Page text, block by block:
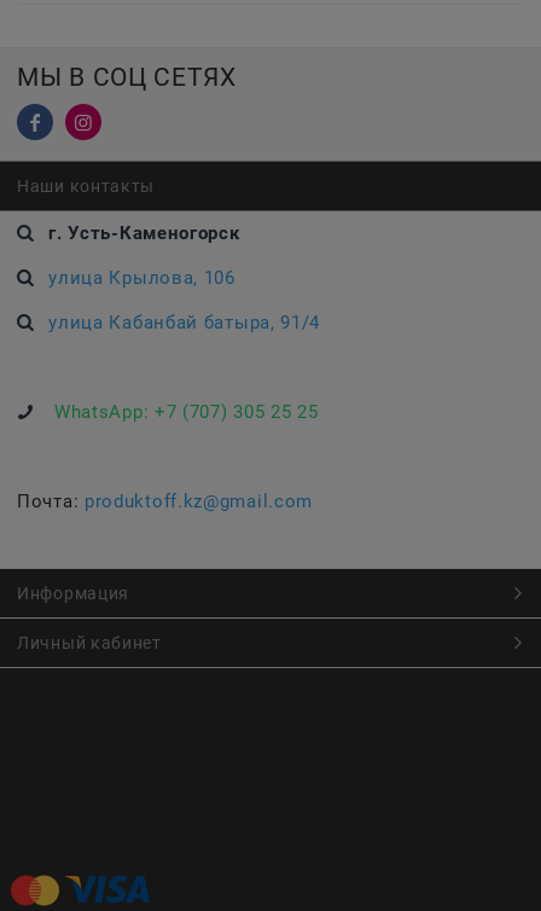
МЫ В СОЦ СЕТЯХ
Наши контакты
г. Усть-Каменогорск
улица Крылова, 106
улица Кабанбай батыра, 91/4
WhatsApp: +7 (707) 305 25 25
Почта: produktoff.kz@gmail.com
Информация
Личный кабинет